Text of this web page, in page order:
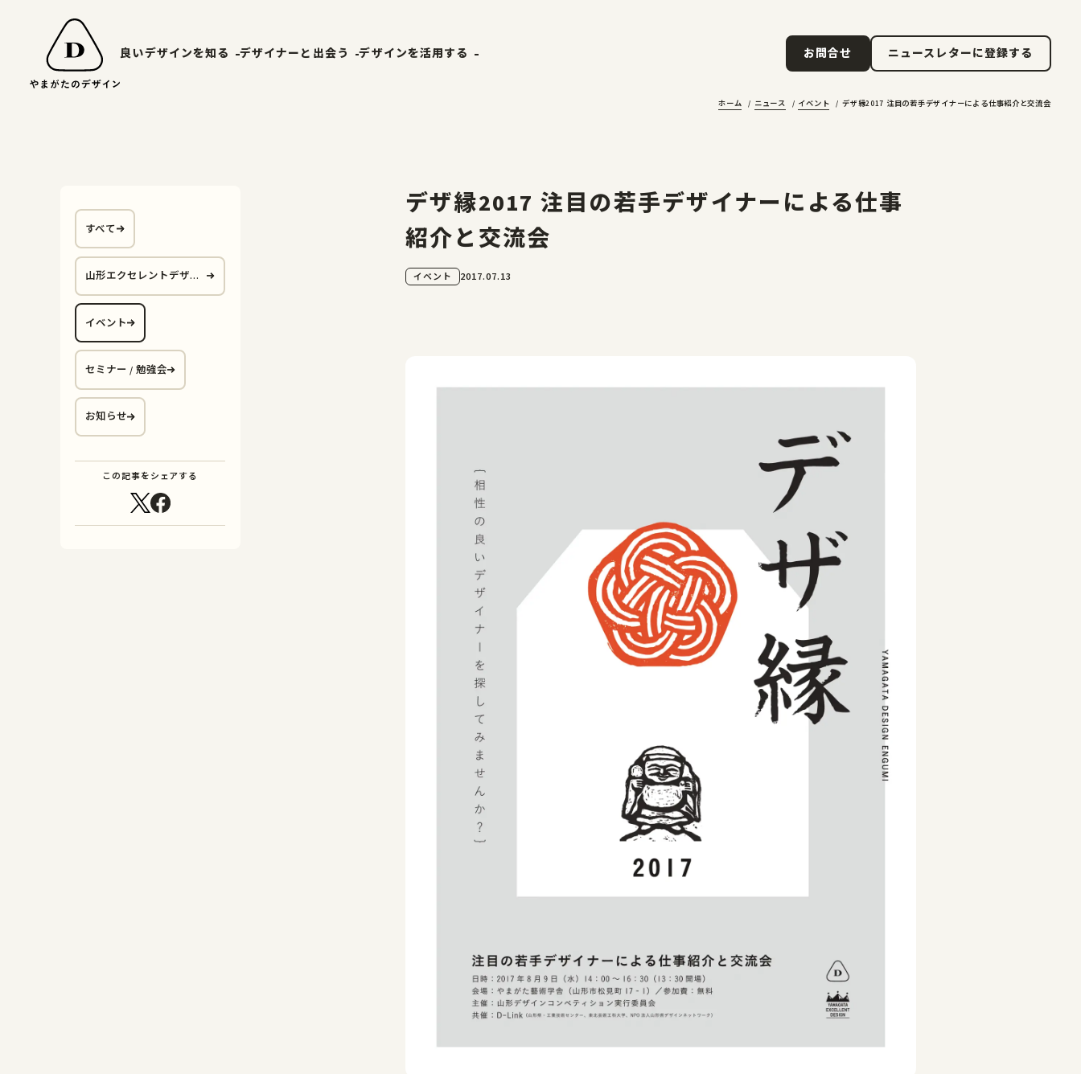
良いデザインを知る デザイナーと出会う デザインを活用する お問合せ ニュースレターに登録する
ニュースレターに登録する
山形エクセレントデザイン
山形エクセレントデザイン
やまがた&Ｄプロジェクト
やまがた&Ｄプロジェクト
ホーム ニュース イベント デザ縁2017 注目の若手デザイナーによる仕事紹介と交流会
すべて
山形エクセレントデザイ
イベント
セミナー / 勉強会
お知らせ
この記事をシェアする
デザ縁2017 注目の若手デザイナーによる仕事
紹介と交流会
イベント 2017.07.13